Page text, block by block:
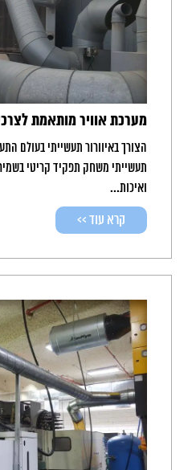
מערכת אוויר מותאמת
הצורך באיוורור תעשייתי בעולם
תעשייתי משחק תפקיד קריטי
ואיכות...
קרא עוד >>